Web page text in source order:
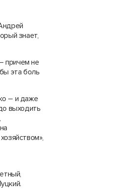
знает,
причем не
эта боль
– и даже
выходить